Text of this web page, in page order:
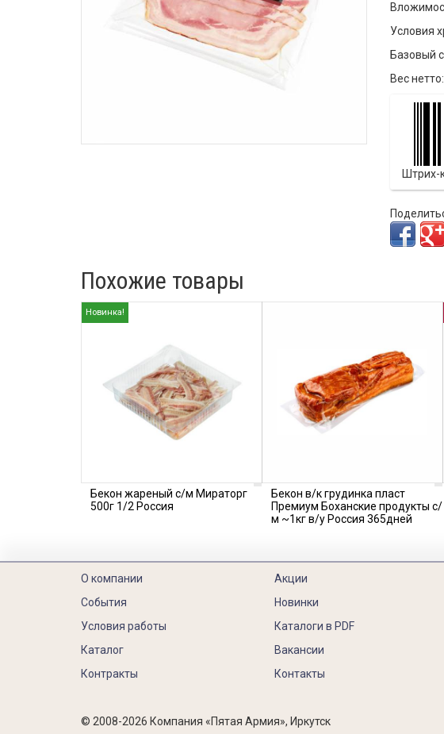
Условия
Базовый
Вес
Штрих-
Похожие товары
Новинка!
Бекон жареный с/м Мираторг
500г 1/2 Россия
Бекон в/к грудинка пласт
Премиум Боханские продукты с/
м ~1кг в/у Россия 365дней
О компании
События
Условия работы
Каталог
Контракты
Акции
Новинки
Каталоги в PDF
Вакансии
Контакты
© 2008-2026 Компания «Пятая Армия», Иркутск